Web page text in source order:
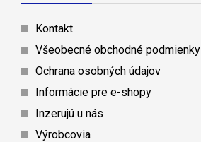
Kontakt
Všeobecné obchodné podmienky
Ochrana osobných údajov
Informácie pre e-shopy
Inzerujú u nás
Výrobcovia